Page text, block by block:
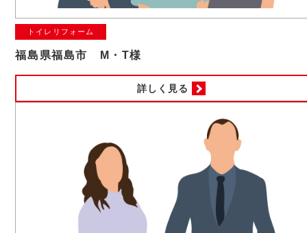
トイレリフォーム
福島県福島市 M・T様
詳しく見る